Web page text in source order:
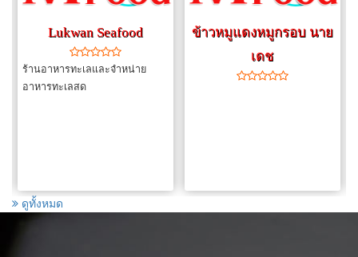
Lukwan Seafood
ร้านอาหารทะเลและจำหน่าย
อาหารทะเลสด
ข้าวหมูแดงหมูกรอบ นาย
เดช
ดูทั้งหมด